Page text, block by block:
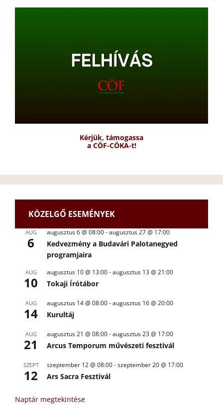
Kérjük, támogassa
a CÖF-CÖKA-t!
KÖZELGŐ ESEMÉNYEK
AUG
6
augusztus 6 @ 08:00-augusztus 27 @ 17:00
Kedvezmény a Budavári Palotanegyed
programjaira
AUG
10
augusztus 10 @ 13:00-augusztus 13 @ 21:00
Tokaji Írótábor
AUG
14
augusztus 14 @ 08:00-augusztus 16 @ 20:00
Kurultáj
AUG
21
augusztus 21 @ 08:00-augusztus 23 @ 17:00
Arcus Temporum művészeti fesztivál
SZEPT
12
szeptember 12 @ 08:00-szeptember 20 @ 17:00
Ars Sacra Fesztivál
Naptár megtekintése